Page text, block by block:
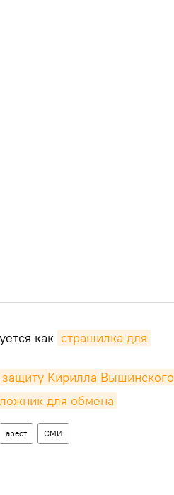
как страшилка для
защиту Кирилла Вышинского
для обмена
арест СМИ